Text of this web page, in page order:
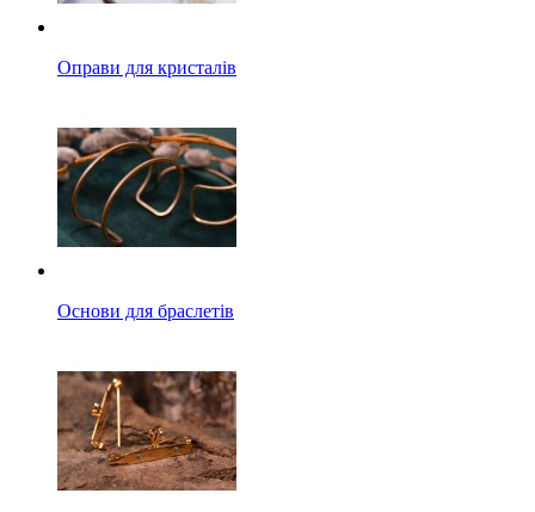
Оправи для кристалів
Основи для браслетів